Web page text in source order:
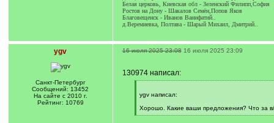
Белая церковь, Киевская обл - Зеленский Филипп,София
Ростов на Дону - Шакалов Семён,Попов Яков
Благовещенск - Иванов Ванифатий..
д.Веремиевка, Полтава - Шарый Михаил, Дмитрий..
ygv
Санкт-Петербург
Сообщений: 13452
На сайте с 2010 г.
Рейтинг: 10769
16 июля 2025 23:08 16 июля 2025 23:09
130974 написал:
q
ygv написал:
Хорошо. Какие ваши предложения? Что за
[